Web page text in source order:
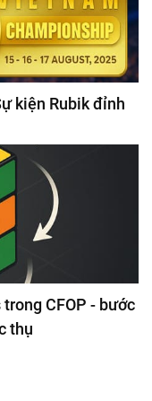
kiện Rubik đỉnh
CFOP - bước
thụ